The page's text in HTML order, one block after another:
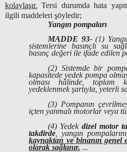
kolaylaşır. Tersi durumda hata
ilgili maddeleri şöyledir;
Yangın pompaları
MADDE 93-(1)
sistemlerine basınçlı su
basınç değeri ile ifade edilen
(2) Sistemde bir
kapasitede yedek pompa
olması hâlinde, toplam
yedeklenmek şartıyla, yeterli
(3) Pompanın
içten yanmalı motorlar veya
(4) Yedekdizel motor
takdirde , yangın
kaynaktan ve binanın genel
olarak sağlanır. ...